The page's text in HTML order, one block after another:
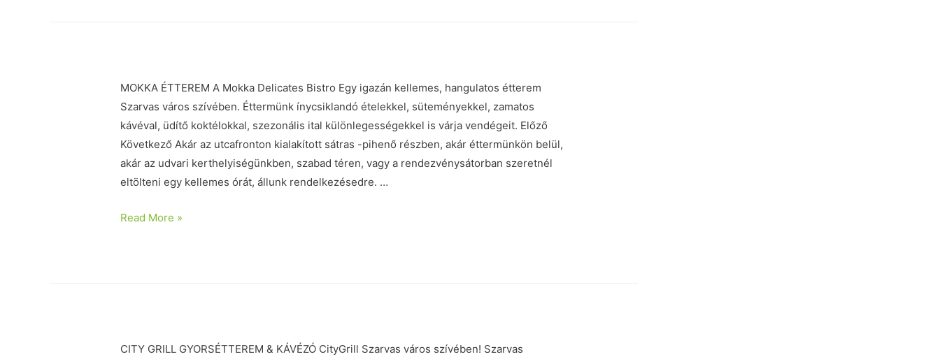
MOKKA ÉTTEREM A Mokka Delicates Bistro Egy igazán kellemes, hangulatos étterem
Szarvas város szívében. Éttermünk ínycsiklandó ételekkel, süteményekkel, zamatos
kávéval, üdítő koktélokkal, szezonális ital különlegességekkel is várja vendégeit. Előző
Következő Akár az utcafronton kialakított sátras -pihenő részben, akár éttermünkön belül,
akár az udvari kerthelyiségünkben, szabad téren, vagy a rendezvénysátorban szeretnél
eltölteni egy kellemes órát, állunk rendelkezésedre. …
Read More »
CITY GRILL GYORSÉTTEREM & KÁVÉZÓ CityGrill Szarvas város szívében! Szarvas